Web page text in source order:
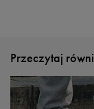
Przeczytaj